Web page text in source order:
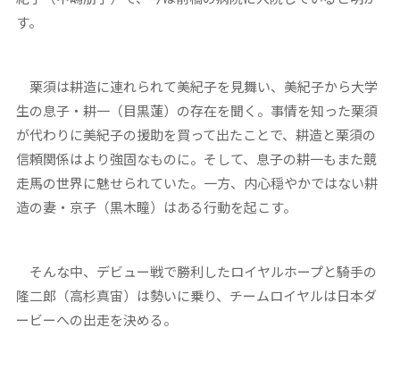
す。
栗須は耕造に連れられて美紀子を見舞い、美紀子から大学
生の息子・耕一（目黒蓮）の存在を聞く。事情を知った栗須
が代わりに美紀子の援助を買って出たことで、耕造と栗須の
信頼関係はより強固なものに。そして、息子の耕一もまた競
走馬の世界に魅せられていた。一方、内心穏やかではない耕
造の妻・京子（黒木瞳）はある行動を起こす。
そんな中、デビュー戦で勝利したロイヤルホープと騎手の
隆二郎（高杉真宙）は勢いに乗り、チームロイヤルは日本ダ
ービーへの出走を決める。